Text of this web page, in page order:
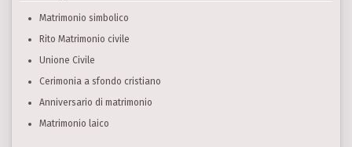
Matrimonio simbolico
Rito Matrimonio civile
Unione Civile
Cerimonia a sfondo cristiano
Anniversario di matrimonio
Matrimonio laico